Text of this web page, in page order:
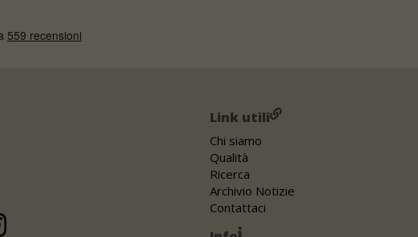
Link utili
Chi siamo
Qualità
Ricerca
Archivio Notizie
Contattaci